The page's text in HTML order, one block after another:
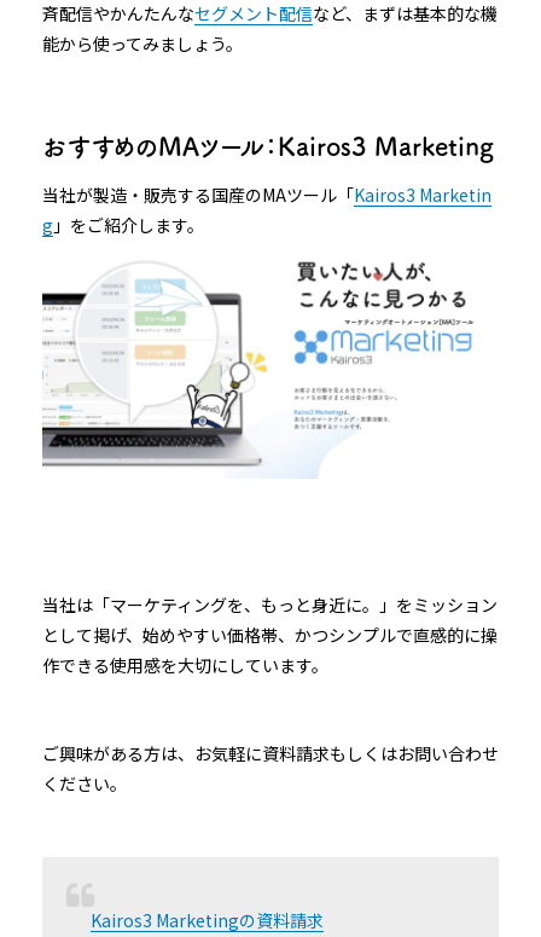
斉配信やかんたんなセグメント配信など、まずは基本的な機
能から使ってみましょう。
おすすめのMAツール：Kairos3 Marketing
当社が製造・販売する国産のMAツール「Kairos3 Marketin
g 」をご紹介します。
当社は「マーケティングを、もっと身近に。」をミッション
として掲げ、始めやすい価格帯、かつシンプルで直感的に操
作できる使用感を大切にしています。
ご興味がある方は、お気軽に資料請求もしくはお問い合わせ
ください。
Kairos3 Marketingの資料請求